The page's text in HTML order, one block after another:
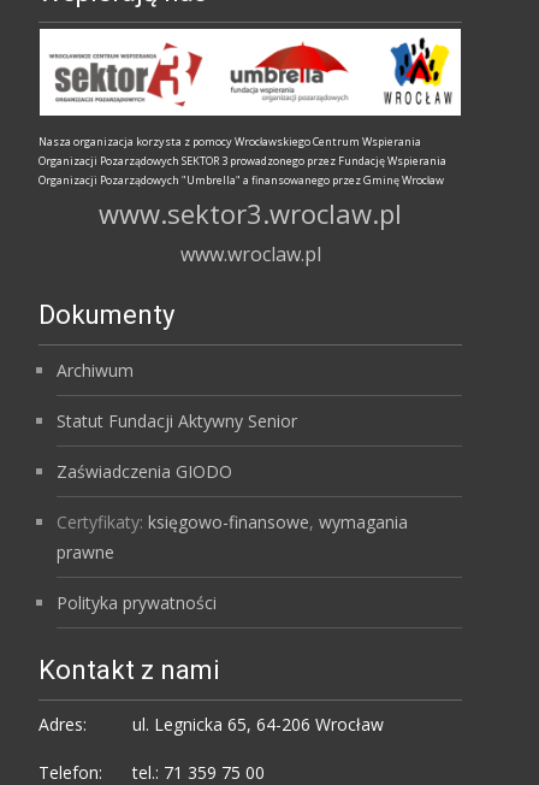
Nasza organizacja korzysta z pomocy Wrocławskiego Centrum Wspierania
Organizacji Pozarządowych SEKTOR 3 prowadzonego przez Fundację Wspierania
Organizacji Pozarządowych "Umbrella" a finansowanego przez Gminę Wrocław
www.sektor3.wroclaw.pl
www.wroclaw.pl
Dokumenty
Archiwum
Statut Fundacji Aktywny Senior
Zaświadczenia GIODO
Certyfikaty: księgowo-finansowe, wymagania
prawne
Polityka prywatności
Kontakt z nami
Adres: ul. Legnicka 65, 64-206 Wrocław
Telefon:
tel.: 71 359 75 00